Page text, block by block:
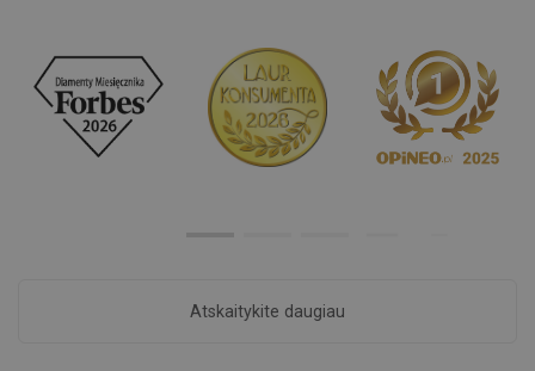
Atskaitykite daugiau